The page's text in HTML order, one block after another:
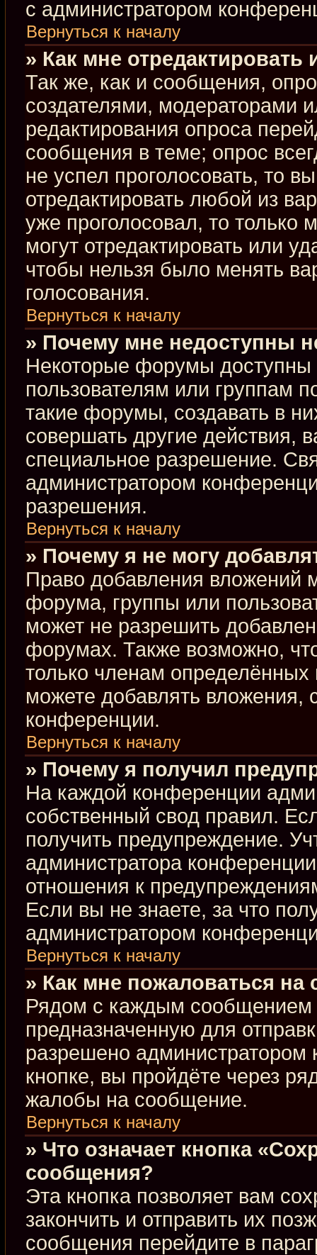
с администратором
Вернуться к началу
» Как мне отредактировать
Так же, как и сообщения,
создателями, модераторами
редактирования опроса
сообщения в теме; опрос
не успел проголосовать, то
отредактировать любой из
уже проголосовал, то
могут отредактировать или
чтобы нельзя было менять
голосования.
Вернуться к началу
» Почему мне недоступны
Некоторые форумы доступны
пользователям или группам
такие форумы, создавать в
совершать другие действия,
специальное разрешение.
администратором
разрешения.
Вернуться к началу
» Почему я не могу
Право добавления вложений
форума, группы или
может не разрешить
форумах. Также возможно,
только членам
можете добавлять вложения,
конференции.
Вернуться к началу
» Почему я получил
На каждой конференции
собственный свод правил.
получить предупреждение.
администратора
отношения к
Если вы не знаете, за что
администратором
Вернуться к началу
» Как мне пожаловаться
Рядом с каждым сообщением
предназначенную для
разрешено
кнопке, вы пройдёте через
жалобы на сообщение.
Вернуться к началу
» Что означает кнопка
сообщения?
Эта кнопка позволяет вам
закончить и отправить их
сообщения перейдите в